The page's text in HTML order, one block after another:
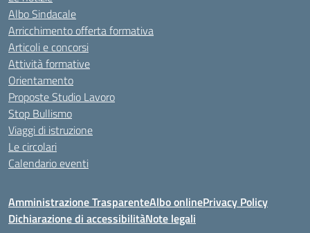
Albo Sindacale
Arricchimento offerta formativa
Articoli e concorsi
Attività formative
Orientamento
Proposte Studio Lavoro
Stop Bullismo
Viaggi di istruzione
Le circolari
Calendario eventi
Amministrazione TrasparenteAlbo onlinePrivacy Policy
Dichiarazione di accessibilitàNote legali